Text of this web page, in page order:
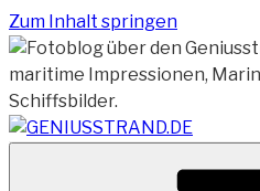
Zum Inhalt springen
Vom Geniusstrand zum